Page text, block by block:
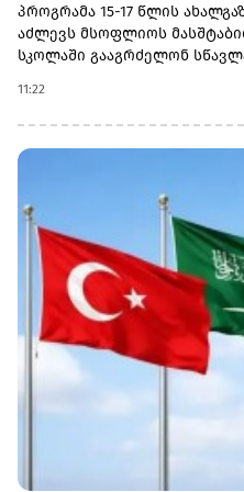
პროგრამა 15-17 წლის
აძლევს მსოფლიოს
სკოლაში გააგრძელონ
მსოფლიო სკოლები (UWC)
საგანმანათლებლო
სხვადასხვა ერისა და
გზით შეუწყოს ხელი
შექმნას. UWC მსოფლიოს
საერთაშორისო სკოლასა და
პროგრამის ფარგლებში
სხვადასხვა ქვეყანაში, მათ
ჩინეთში, იაპონიაში,
იტალიაში.საქართველოს
თანამშრომლობა 2025 წელს
სტიპენდიატი. საქართველოს
ქართველ მოსწავლეებს
11:22